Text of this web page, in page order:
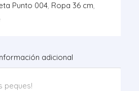
Punto 004, Ropa 36 cm,
adicional
peques!